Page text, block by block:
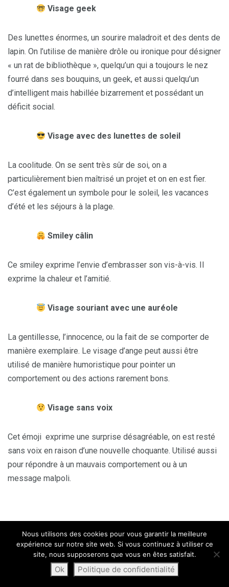
Visage geek
Des lunettes énormes, un sourire maladroit et des dents de
lapin. On l’utilise de manière drôle ou ironique pour désigner
« un rat de bibliothèque », quelqu’un qui a toujours le nez
fourré dans ses bouquins, un geek, et aussi quelqu’un
d’intelligent mais habillée bizarrement et possédant un
déficit social.
Visage avec des lunettes de soleil
La coolitude. On se sent très sûr de soi, on a
particulièrement bien maîtrisé un projet et on en est fier.
C’est également un symbole pour le soleil, les vacances
d’été et les séjours à la plage.
Smiley câlin
Ce smiley exprime l’envie d’embrasser son vis-à-vis. Il
exprime la chaleur et l’amitié.
Visage souriant avec une auréole
La gentillesse, l’innocence, ou la fait de se comporter de
manière exemplaire. Le visage d’ange peut aussi être
utilisé de manière humoristique pour pointer un
comportement ou des actions rarement bons.
Visage sans voix
Cet émoji exprime une surprise désagréable, on est resté
sans voix en raison d’une nouvelle choquante. Utilisé aussi
pour répondre à un mauvais comportement ou à un
message malpoli.
Visage perplexe
Un émoji confus ou pas d’accord avec quelque chose.
Incertain et insatisfait d’une situation.
Nous utilisons des cookies pour vous garantir la meilleure
expérience sur notre site web. Si vous continuez à utiliser ce
site, nous supposerons que vous en êtes satisfait.
Ok Politique de confidentialité